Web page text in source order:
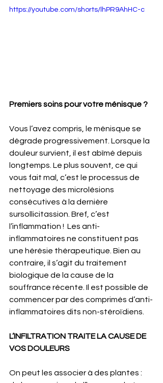
https://youtube.com/shorts/lhPR9AhHC-c
Premiers soins pour votre ménisque ?
Vous l’avez compris, le ménisque se
dégrade progressivement. Lorsque la
douleur survient, il est abîmé depuis
longtemps. Le plus souvent, ce qui
vous fait mal, c’est le processus de
nettoyage des microlésions
consécutives à la dernière
sursollicitassion. Bref, c’est
l’inflammation !  Les anti-
inflammatoires ne constituent pas
une hérésie thérapeutique. Bien au
contraire, il s’agit du traitement
biologique de la cause de la
souffrance récente. Il est possible de
commencer par des comprimés d’anti-
inflammatoires dits non-stéroïdiens.
L’INFILTRATION TRAITE LA CAUSE DE
VOS DOULEURS
On peut les associer à des plantes :